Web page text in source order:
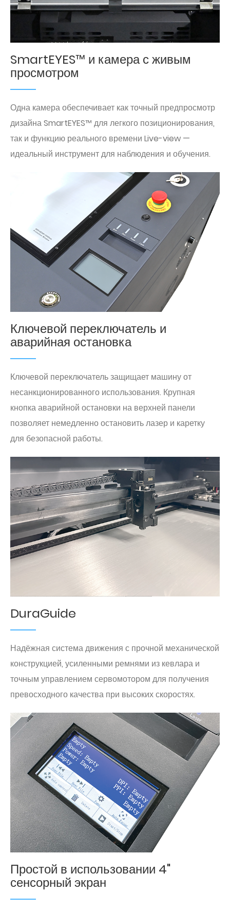
SmartEYES™ и камера с живым
просмотром
Одна камера обеспечивает как точный предпросмотр
дизайна SmartEYES™ для легкого позиционирования,
так и функцию реального времени Live-view —
идеальный инструмент для наблюдения и обучения.
Ключевой переключатель и
аварийная остановка
Ключевой переключатель защищает машину от
несанкционированного использования. Крупная
кнопка аварийной остановки на верхней панели
позволяет немедленно остановить лазер и каретку
для безопасной работы.
DuraGuide
Надёжная система движения с прочной механической
конструкцией, усиленными ремнями из кевлара и
точным управлением сервомотором для получения
превосходного качества при высоких скоростях.
Простой в использовании 4"
сенсорный экран